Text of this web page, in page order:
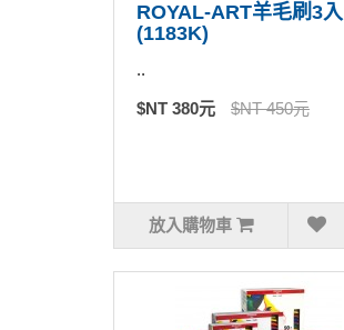
ROYAL-ART羊毛刷3入
(1183K)
..
$NT 380元 $NT 450元
放入購物車